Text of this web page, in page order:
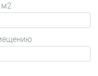
м2